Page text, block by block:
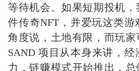
等待机会。如果短期投机
件传奇NFT，并爱玩这类
角度说，土地有限，而玩家
SAND 项目从本身来讲，
力，链赚模式开始推出，